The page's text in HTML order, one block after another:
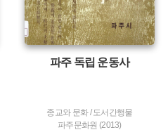
파주 독립 운동사
종교와 문화/도서간행물
파주문화원 (2013)